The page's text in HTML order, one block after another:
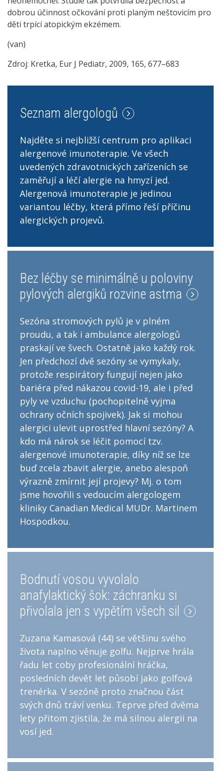
dobrou účinnost očkování proti planým neštovicím pro
děti trpící atopickým ekzémem.
(van)
Zdroj: Kretka, Eur J Pediatr, 2009, 165, 677–683
Seznam alergologů
Najděte si nejbližší centrum pro aplikaci
alergenové imunoterapie. Ve všech
uvedených zdravotnických zařízeních se
zaměřují a léčí alergie na hmyzí jed.
Alergenová imunoterapie je jedinou
variantou léčby, která přímo řeší příčinu
alergických projevů.
Bez léčby se minimálně u poloviny
pylových alergiků rozvine astma
Sezóna stromových pylů je v plném
proudu, a tak i ambulance alergologů
praskají ve švech. Ostatně jako každý rok.
Jen předchozí dvě sezóny se vymykaly,
protože respirátory fungují nejen jako
bariéra před nákazou covid-19, ale i před
pyly ve vzduchu (pochopitelně vyjma
ochrany očních spojivek). Jak si mohou
alergici ulevit uprostřed hlavní sezóny? A
kdo má nárok se léčit pomocí tzv.
alergenové imunoterapie, díky níž se lze
buď zcela zbavit alergie, anebo alespoň
výrazně zmírnit její projevy? Mj. o tom
jsme hovořili s vedoucím alergologem
kliniky Canadian Medical MUDr. Martinem
Hospodkou.
Bodnutí vosou vyvolalo
anafylaktický šok: záchranku si
přivolala jen s vypětím všech sil
Zuzana Kamasová (44) se většinu svého
života naplno věnuje golfu. Nejprve hrála
řadu let coby profesionální hráčka,
posledních devět let působí jako golfová
trenérka. V sezóně proto značnou část
svých dnů tráví venku. Teprve před dvěma
lety přitom zjistila, že má silnou alergii na
vosí jed.